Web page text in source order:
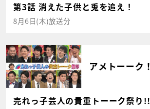
第3話 消えた子供と兎を追え！
8月6日(木)放送分
アメトーーク！
売れっ子芸人の貴重トーーク祭り!!